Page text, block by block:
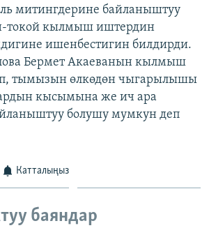
митингдерине байланыштуу
токой кылмыш иштердин
ишенбестигин билдирди.
Бермет Акаеванын кылмыш
тымызын өлкөдөн чыгарылышы
кысымына же ич ара
болушу мумкун деп
Катталыңыз
баяндар